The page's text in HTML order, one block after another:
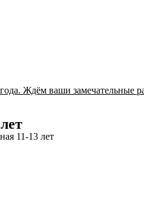
Ждём ваши замечательные
11-13 лет